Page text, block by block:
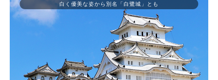
白く優美な姿から別名「白鷺城」とも